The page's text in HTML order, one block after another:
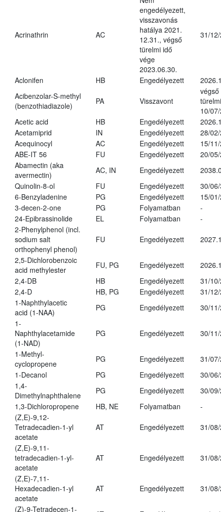
Acrinathrin AC
engedélyezett,
visszavonás
hatálya 2021.
12.31., végső
türelmi idő
vége
2023.06.30.
31/
Aclonifen HB Engedélyezett
Acibenzolar-S-methyl
(benzothiadiazole)
PA Visszavont
végső
10/
Acetic acid
HB Engedélyezett
Acetamiprid
IN Engedélyezett
28/
Acequinocyl
AC Engedélyezett
15/
ABE-IT 56
FU Engedélyezett
20/
Abamectin (aka
avermectin)
AC, IN Engedélyezett
Quinolin-8-ol
FU Engedélyezett
30/
6-Benzyladenine
PG Engedélyezett
15/
3-decen-2-one
PG Folyamatban
-
24-Epibrassinolide
EL Folyamatban
-
2-Phenylphenol (incl.
sodium salt
orthophenyl phenol)
FU Engedélyezett
2,5-Dichlorobenzoic
acid methylester
FU, PG Engedélyezett
2,4-DB
HB Engedélyezett
31/
2,4-D
HB, PG Engedélyezett
31/
1-Naphthylacetic
acid (1-NAA)
PG Engedélyezett
30/
1-
Naphthylacetamide
(1-NAD)
PG Engedélyezett 30/
1-Methyl-
cyclopropene
PG Engedélyezett
31/
1-Decanol
PG Engedélyezett
30/
1,4-
Dimethylnaphthalene
PG Engedélyezett
30/
1,3-Dichloropropene
HB, NE Folyamatban
-
(Z,E)-9,12-
Tetradecadien-1-yl
acetate
AT Engedélyezett 31/
(Z,E)-9,11-
tetradecadien-1-yl-
acetate
AT Engedélyezett 31/
(Z,E)-7,11-
Hexadecadien-1-yl
acetate
AT Engedélyezett 31/
(Z)-9-Tetradecen-1-